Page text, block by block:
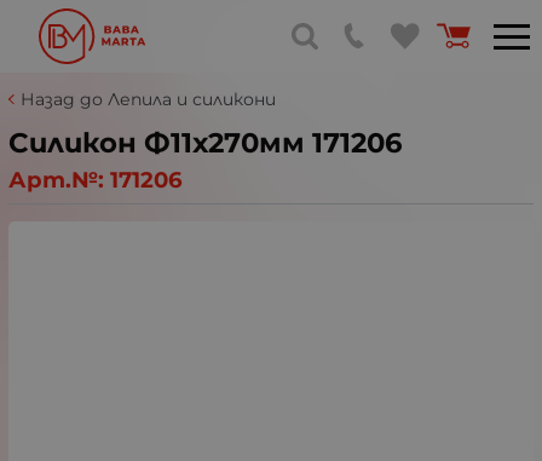
Назад до Лепила и силикони
Силикон Ф11х270мм 171206
Арт.№: 171206